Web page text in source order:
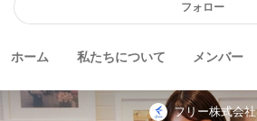
フォロー
ホーム 私たちについて メンバー
フリー株式会社